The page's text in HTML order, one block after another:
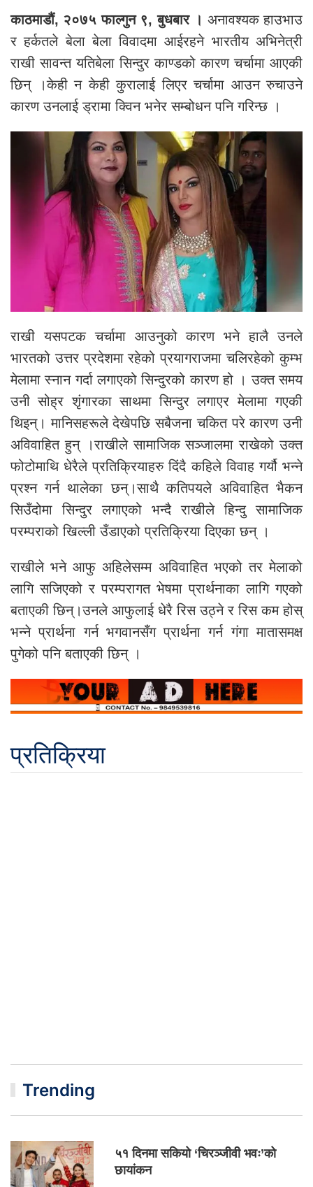
काठमाडौं, २०७५ फाल्गुन ९, बुधबार । अनावश्यक हाउभाउ
र हर्कतले बेला बेला विवादमा आईरहने भारतीय अभिनेत्री
राखी सावन्त यतिबेला सिन्दुर काण्डको कारण चर्चामा आएकी
छिन् ।केही न केही कुरालाई लिएर चर्चामा आउन रुचाउने
कारण उनलाई ड्रामा क्विन भनेर सम्बोधन पनि गरिन्छ ।
राखी यसपटक चर्चामा आउनुको कारण भने हालै उनले
भारतको उत्तर प्रदेशमा रहेको प्रयागराजमा चलिरहेको कुम्भ
मेलामा स्नान गर्दा लगाएको सिन्दुरको कारण हो । उक्त समय
उनी सोह्र शृंगारका साथमा सिन्दुर लगाएर मेलामा गएकी
थिइन्। मानिसहरूले देखेपछि सबैजना चकित परे कारण उनी
अविवाहित हुन् ।राखीले सामाजिक सञ्जालमा राखेको उक्त
फोटोमाथि धेरैले प्रतिक्रियाहरु दिंदै कहिले विवाह गर्यौ भन्ने
प्रश्न गर्न थालेका छन्।साथै कतिपयले अविवाहित भैकन
सिउँदोमा सिन्दुर लगाएको भन्दै राखीले हिन्दु सामाजिक
परम्पराको खिल्ली उँडाएको प्रतिक्रिया दिएका छन् ।
राखीले भने आफु अहिलेसम्म अविवाहित भएको तर मेलाको
लागि सजिएको र परम्परागत भेषमा प्रार्थनाका लागि गएको
बताएकी छिन्।उनले आफुलाई धेरै रिस उठ्ने र रिस कम होस्
भन्ने प्रार्थना गर्न भगवानसँग प्रार्थना गर्न गंगा मातासमक्ष
पुगेको पनि बताएकी छिन् ।
प्रतिक्रिया
Trending
५१ दिनमा सकियो ‘चिरञ्जीवी भवः’को
छायांकन